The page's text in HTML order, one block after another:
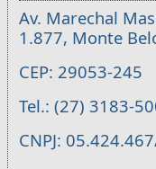
Av. Marechal
1.877, Monte
CEP: 29053-245
Tel.: (27) 3183-
CNPJ: